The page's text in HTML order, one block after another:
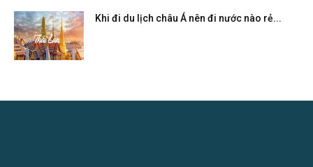
Khi đi du lịch châu Á nên đi nước nào rẻ...